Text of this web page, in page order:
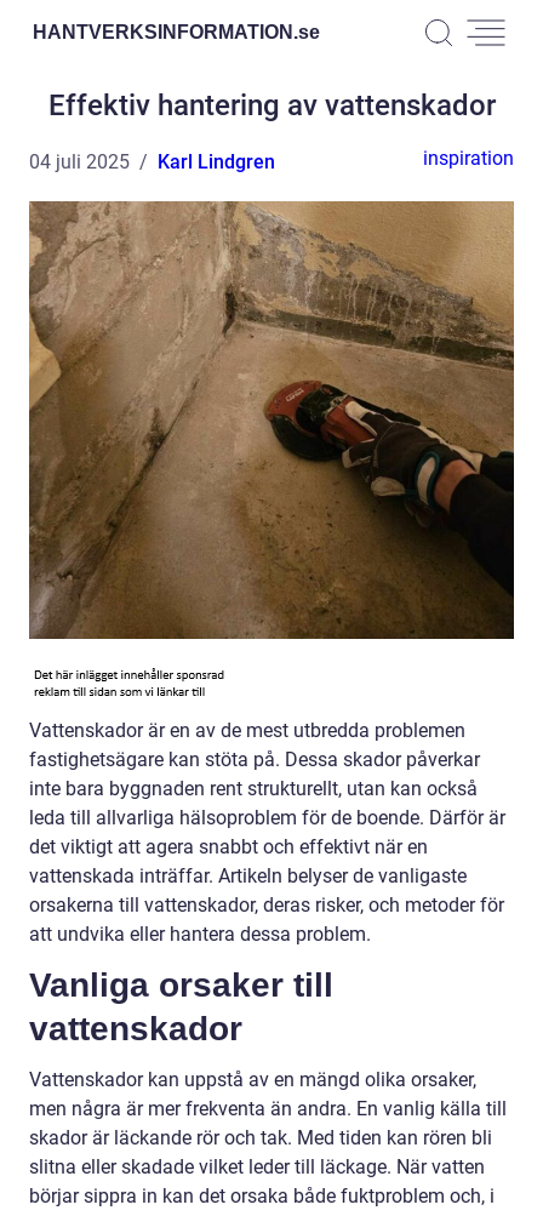
HANTVERKSINFORMATION.se
Effektiv hantering av vattenskador
04 juli 2025 Karl Lindgren inspiration
Vattenskador är en av de mest utbredda problemen
fastighetsägare kan stöta på. Dessa skador påverkar
inte bara byggnaden rent strukturellt, utan kan också
leda till allvarliga hälsoproblem för de boende. Därför är
det viktigt att agera snabbt och effektivt när en
vattenskada inträffar. Artikeln belyser de vanligaste
orsakerna till vattenskador, deras risker, och metoder för
att undvika eller hantera dessa problem.
Vanliga orsaker till
vattenskador
Vattenskador kan uppstå av en mängd olika orsaker,
men några är mer frekventa än andra. En vanlig källa till
skador är läckande rör och tak. Med tiden kan rören bli
slitna eller skadade vilket leder till läckage. När vatten
börjar sippra in kan det orsaka både fuktproblem och, i